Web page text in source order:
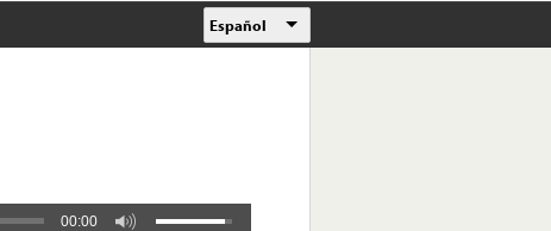
Español
00:00